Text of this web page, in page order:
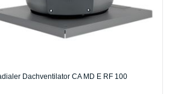
Dachventilator CA MD E RF 100